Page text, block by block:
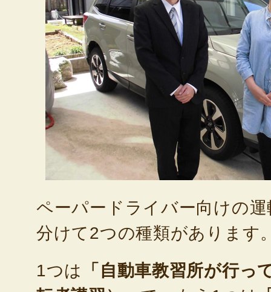
ペーパードライバー向けの
分けて2つの種類があります
1つは
「自動車教習所が行っ